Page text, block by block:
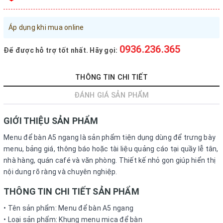
Đăng ký tài khoản
Sản phẩm yêu thích
LIÊN HỆ - HỖ TRỢ KHÁCH HÀNG
vanphongphamhaigiang@gmail.com
Hướng dẫn mua hàng
Hướng dẫn thanh toán
Áp dụng khi mua online
Để được hỗ trợ tốt nhất. Hãy gọi: 0936.236.365
THÔNG TIN CHI TIẾT
ĐÁNH GIÁ SẢN PHẨM
GIỚI THIỆU SẢN PHẨM
Menu để bàn A5 ngang là sản phẩm tiện dụng dùng để trưng bày
menu, bảng giá, thông báo hoặc tài liệu quảng cáo tại quầy lễ tân,
nhà hàng, quán café và văn phòng. Thiết kế nhỏ gọn giúp hiển thị
nội dung rõ ràng và chuyên nghiệp.
THÔNG TIN CHI TIẾT SẢN PHẨM
• Tên sản phẩm: Menu để bàn A5 ngang
• Loại sản phẩm: Khung menu mica để bàn